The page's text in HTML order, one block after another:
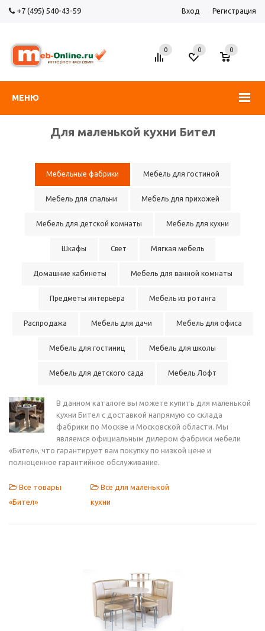
+7 (495) 540-43-59 Вход Регистрация
МЕНЮ
0 0
0
Для маленькой кухни Бител
Мебельные фабрики Мебель для гостиной
Мебель для спальни Мебель для прихожей
Мебель для детской комнаты Мебель для кухни
Шкафы Свет Мягкая мебель
Домашние кабинеты Мебель для ванной комнаты
Предметы интерьера Мебель из ротанга
Распродажа Мебель для дачи Мебель для офиса
Мебель для гостиниц Мебель для школы
Мебель для детского сада Мебель Лофт
В данном каталоге вы можете купить для маленькой
кухни Бител с доставкой напрямую со склада
фабрики по Москве и Московской области. Мы
являемся официальным дилером фабрики мебели
«Бител», что гарантирует вам покупку по низкой цене и
полноценное гарантийное обслуживание.
Все товары
«Бител»
Все для маленькой
кухни